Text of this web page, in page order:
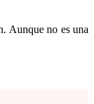
Aunque no es una